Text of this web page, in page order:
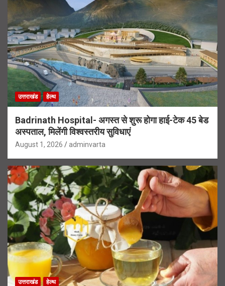
उत्तराखंड हेल्थ
Badrinath Hospital- अगस्त से शुरू होगा हाई-टेक 45 बेड
अस्पताल, मिलेंगी विश्वस्तरीय सुविधाएं
August 1, 2026 adminvarta
उत्तराखंड हेल्थ